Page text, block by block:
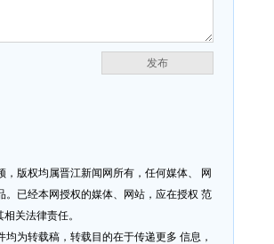
发布
版权均属晋江新闻网所有，任何媒体、 网
已经本网授权的媒体、网站，应在授权 范
关法律责任。
为转载稿，转载目的在于传递更多 信息，